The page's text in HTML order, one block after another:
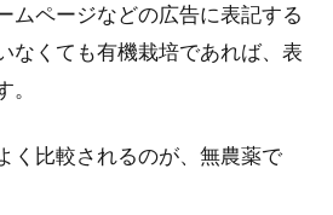
ます。製造をするだけなら特別な許可はい
せん...
たお米を販売したい！何か条件
ムページなどの広告に表記する
なくても有機栽培であれば、表
く比較されるのが、無農薬で